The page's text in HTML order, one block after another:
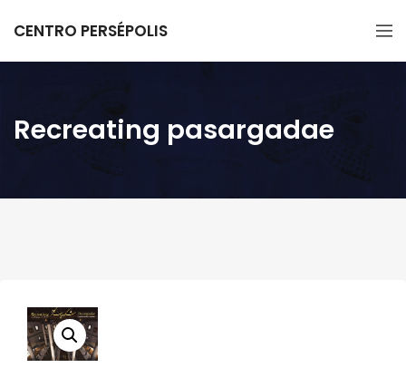
CENTRO PERSÉPOLIS
Recreating pasargadae